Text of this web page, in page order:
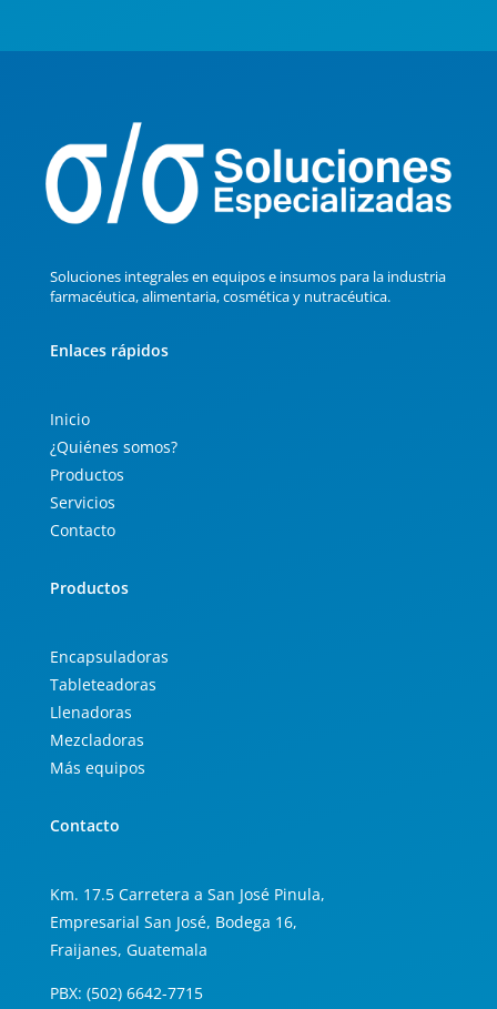
Soluciones integrales en equipos e insumos para la industria
farmacéutica, alimentaria, cosmética y nutracéutica.
Enlaces rápidos
Inicio
¿Quiénes somos?
Productos
Servicios
Contacto
Productos
Encapsuladoras
Tableteadoras
Llenadoras
Mezcladoras
Más equipos
Contacto
Km. 17.5 Carretera a San José Pinula,
Empresarial San José, Bodega 16,
Fraijanes, Guatemala
PBX: (502) 6642-7715